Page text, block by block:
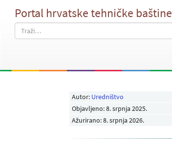
Portal hrvatske tehničke baštine
Autor: Uredništvo
Objavljeno:8. srpnja 2025.
Ažurirano: 8. srpnja 2026.